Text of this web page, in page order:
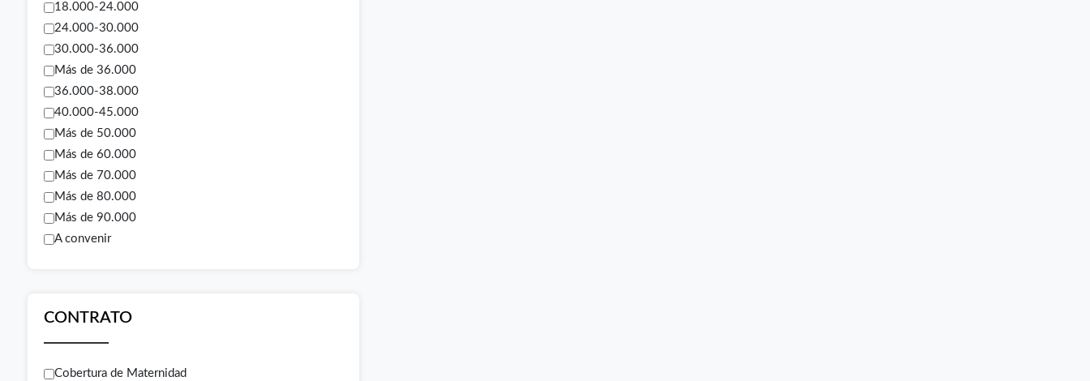
18.000-24.000
24.000-30.000
30.000-36.000
Más de 36.000
36.000-38.000
40.000-45.000
Más de 50.000
Más de 60.000
Más de 70.000
Más de 80.000
Más de 90.000
A convenir
CONTRATO
Cobertura de Maternidad